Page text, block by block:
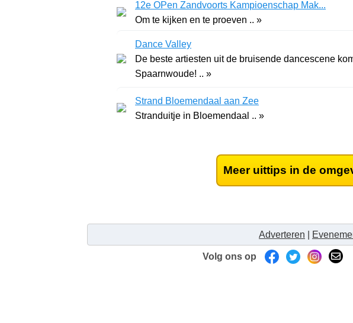
12e OPen Zandvoorts Kampioenschap Mak...
Om te kijken en te proeven .. »
Dance Valley
De beste artiesten uit de bruisende dancescene
Spaarnwoude! .. »
Strand Bloemendaal aan Zee
Stranduitje in Bloemendaal .. »
Meer uittips in de
Adverteren
Volg ons op